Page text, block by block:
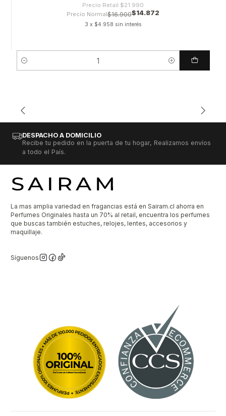
Precio Retail $21.990
Precio Normal$16.900$14.872
3 x $4.958 sin interés
Cantidad
DESPACHO A DOMICILIO
Recibe tu pedido en la puerta de tu hogar, Realizamos envíos
a todo el País.
La mas amplia variedad en fragancias está en Sairam.cl ahorra en
Perfumes Originales hasta un 70% al retail, encuentra los perfumes
que buscas también estuches, relojes, lentes, accesorios y
maquillaje.
Síguenos